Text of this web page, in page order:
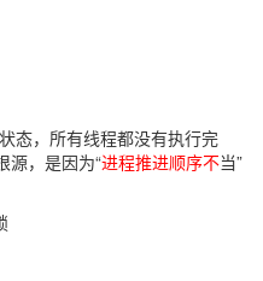
，所有线程都没有执行完
源，是因为“进程推进顺序不当”